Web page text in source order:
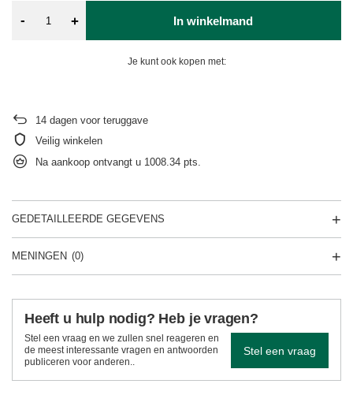
- + In winkelmand
Je kunt ook kopen met:
14 dagen voor teruggave
Veilig winkelen
Na aankoop ontvangt u 1008.34 pts.
GEDETAILLEERDE GEGEVENS
MENINGEN (0)
Heeft u hulp nodig? Heb je vragen?
Stel een vraag en we zullen snel reageren en
de meest interessante vragen en antwoorden
publiceren voor anderen..
Stel een vraag